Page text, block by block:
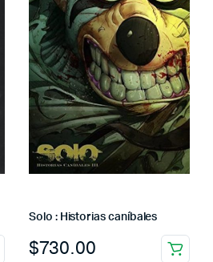
Solo : Historias caníbales
$730.00